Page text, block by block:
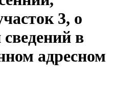
3, о
в
адресном